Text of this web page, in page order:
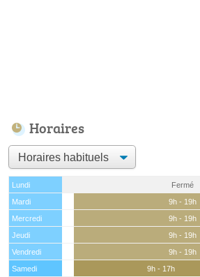
Horaires
Lundi
Fermé
Mardi
9h - 19h
Mercredi
9h - 19h
Jeudi
9h - 19h
Vendredi
9h - 19h
Samedi
9h - 17h